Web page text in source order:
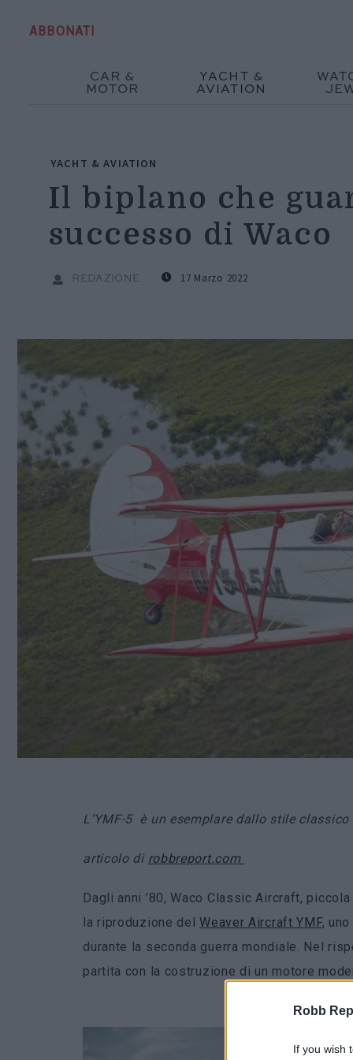
Robb
If you wish
ABBONATI
CAR &
MOTOR
YACHT &
AVIATION
YACHT & AVIATION
Il biplano che
successo di Waco
REDAZIONE 17 Marzo 2022
L’YMF-5 è un esemplare dallo stile
articolo di robbreport.com
Dagli anni ’80, Waco Classic Aircraft,
la riproduzione delWeaver Aircraft YMF,
durante la seconda guerra mondiale. Nel
partita con la costruzione di un motore
La